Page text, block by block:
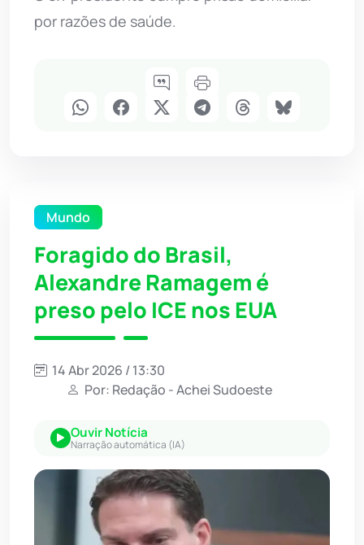
por razões de saúde.
Mundo
Foragido do Brasil,
Alexandre Ramagem é
preso pelo ICE nos EUA
14 Abr 2026 / 13:30
Por: Redação - Achei Sudoeste
Ouvir Notícia
Narração automática (IA)